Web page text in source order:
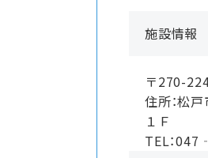
施設情報
〒270-
住所：松
１Ｆ
TEL：